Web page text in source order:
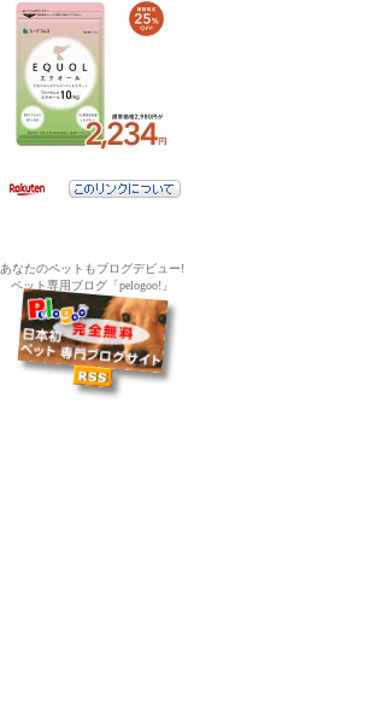
あなたのペットもブログデビュー!
ペット専用ブログ「pelogoo!」